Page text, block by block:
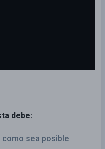
debe:
como sea posible